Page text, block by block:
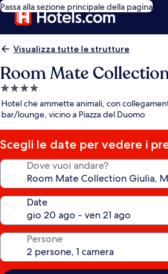
Passa alla sezione principale della pagina
Visualizza tutte le strutture
Room Mate
Struttura
a
4.0
stelle
Hotel che ammette animali, con
bar/lounge, vicino a Piazza del Duomo
Scegli le date per vedere i
Dove vuoi andare?
Date
Persone